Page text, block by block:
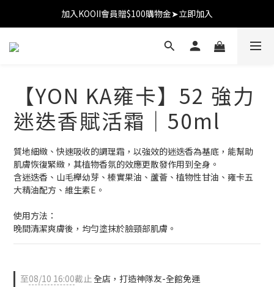
加入KOOII會員贈$100購物金➤立即加入
加入KOOII會員贈$100購物金➤立即加入
全館$3,000免運
【YON KA雍卡】52 強力
迷迭香賦活霜｜50ml
質地細緻、快速吸收的調理霜，以強效的迷迭香為基底，能幫助
肌膚恢復緊緻，其植物香氛的效應更散發作用到全身。
含迷迭香、山毛櫸幼芽、榛實果油、蘆薈、植物性甘油、雍卡五
大精油配方、維生素E。
使用方法：
晚間清潔爽膚後，均勻塗抹於臉頸部肌膚。
至08/10 16:00截止全店，打造神隊友-全館免運